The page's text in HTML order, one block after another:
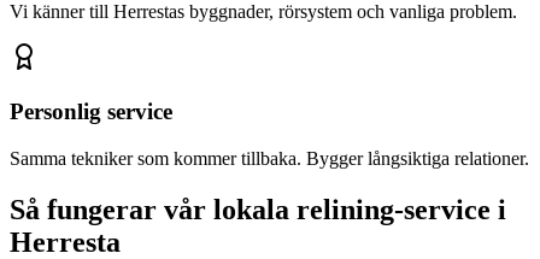
Vi känner till Herrestas byggnader, rörsystem och vanliga problem.
Personlig service
Samma tekniker som kommer tillbaka. Bygger långsiktiga relationer.
Så fungerar vår lokala relining-service i
Herresta